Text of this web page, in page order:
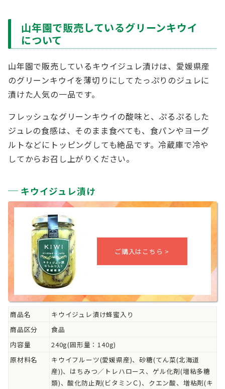
山年園で販売しているグリーンキウイ
について
山年園で販売しているキウイジュレ漬けは、愛媛県産
のグリーンキウイを薄切りにしてたっぷりのジュレに
漬けた人気の一品です。
フレッシュなグリーンキウイの酸味と、ぷるぷるした
ジュレの食感は、そのまま食べても、食パンやヨーグ
ルトなどにトッピングしても絶品です。冷蔵庫で冷や
してからお召し上がりください。
キウイジュレ漬け
商品名
キウイジュレ漬け蜂蜜入り
商品区分
食品
内容量
240g(固形量：140g)
原材料名
キウイフルーツ(愛媛県産)、砂糖(てん菜(北海道
産))、はちみつ／トレハロース、ゲル化剤(増粘多糖
類)、酸化防止剤(ビタミンＣ)、クエン酸、増粘剤(キ